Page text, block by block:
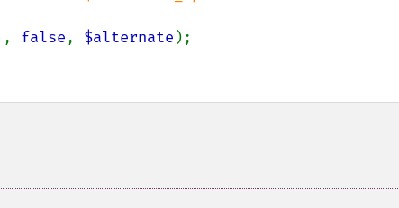
, false, $alternate );